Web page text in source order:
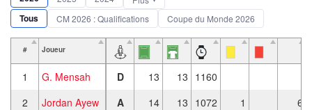
Tous CM 2026 : Qualifications Coupe du Monde 2026
# Joueur
1 G. Mensah D 13 13 1160
2
Jordan Ayew A 14 13 1072 1
6